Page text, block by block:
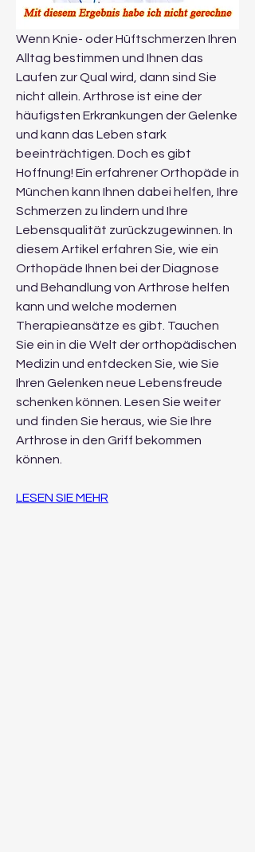
Wenn Knie- oder Hüftschmerzen Ihren
Alltag bestimmen und Ihnen das
Laufen zur Qual wird, dann sind Sie
nicht allein. Arthrose ist eine der
häufigsten Erkrankungen der Gelenke
und kann das Leben stark
beeinträchtigen. Doch es gibt
Hoffnung! Ein erfahrener Orthopäde in
München kann Ihnen dabei helfen, Ihre
Schmerzen zu lindern und Ihre
Lebensqualität zurückzugewinnen. In
diesem Artikel erfahren Sie, wie ein
Orthopäde Ihnen bei der Diagnose
und Behandlung von Arthrose helfen
kann und welche modernen
Therapieansätze es gibt. Tauchen
Sie ein in die Welt der orthopädischen
Medizin und entdecken Sie, wie Sie
Ihren Gelenken neue Lebensfreude
schenken können. Lesen Sie weiter
und finden Sie heraus, wie Sie Ihre
Arthrose in den Griff bekommen
können.
LESEN SIE MEHR